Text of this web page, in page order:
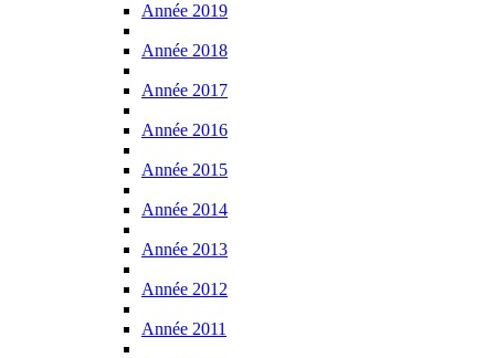
Année 2019
Année 2018
Année 2017
Année 2016
Année 2015
Année 2014
Année 2013
Année 2012
Année 2011